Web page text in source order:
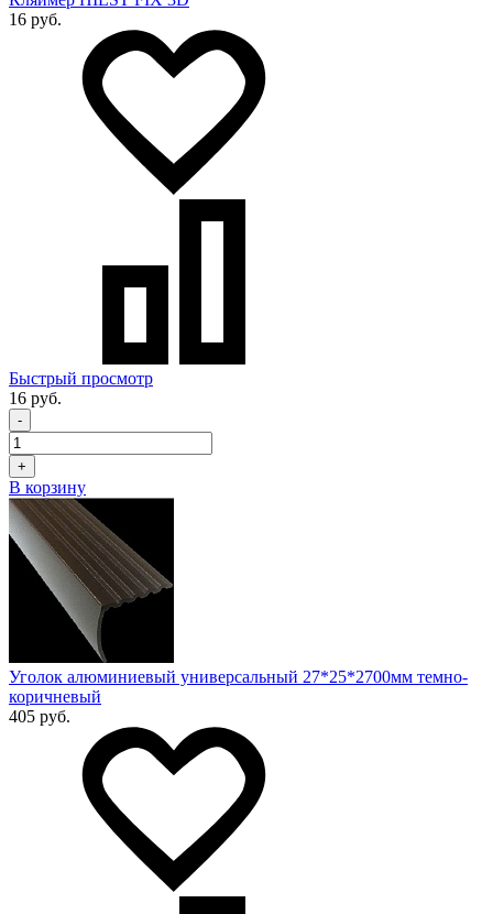
16 руб.
Быстрый просмотр
16 руб.
-
+
В корзину
Уголок алюминиевый универсальный 27*25*2700мм темно-
коричневый
405 руб.